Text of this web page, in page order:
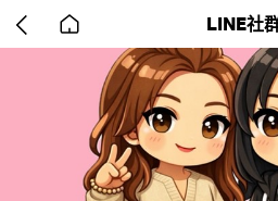
back
to
home
LINE社